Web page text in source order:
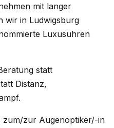
mit langer
wir in Ludwigsburg
Luxusuhren
statt
Distanz,
zum/zur Augenoptiker/-in